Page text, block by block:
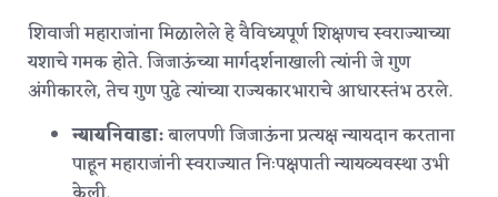
शिवाजी महाराजांना मिळालेले हे वैविध्यपूर्ण शिक्षणच स्वराज्याच्या
यशाचे गमक होते. जिजाऊंच्या मार्गदर्शनाखाली त्यांनी जे गुण
अंगीकारले, तेच गुण पुढे त्यांच्या राज्यकारभाराचे आधारस्तंभ ठरले.
न्यायनिवाडा:बालपणी जिजाऊंना प्रत्यक्ष न्यायदान करताना
पाहून महाराजांनी स्वराज्यात निःपक्षपाती न्यायव्यवस्था उभी